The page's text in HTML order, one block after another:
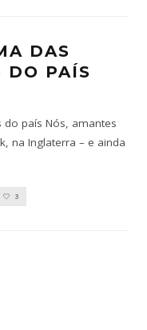
DAS
DO PAÍS
do país Nós, amantes
na Inglaterra – e ainda
3